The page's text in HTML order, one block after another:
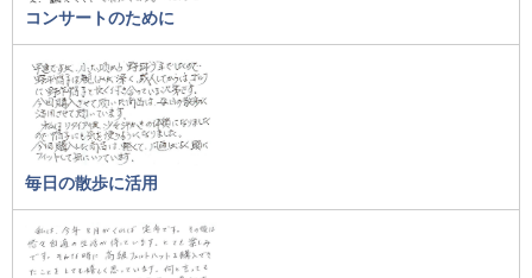
コンサートのために
毎日の散歩に活用